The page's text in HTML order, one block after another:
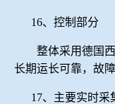
16、控制部分
整体采用德国
长期运长可靠，故
17、主要实时采